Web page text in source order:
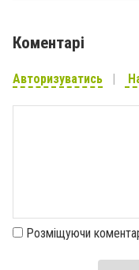
Коментарі
Авторизуватись
Розміщуючи